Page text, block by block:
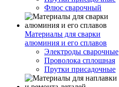
Флюс сварочный
Материалы для сварки
алюминия и его сплавов
Электроды сварочные
Проволока сплошная
Прутки присадочные